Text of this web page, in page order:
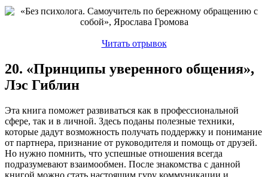
Читать отрывок
20. «Принципы уверенного общения»,
Лэс Гиблин
Эта книга поможет развиваться как в профессиональной
сфере, так и в личной. Здесь поданы полезные техники,
которые дадут возможность получать поддержку и понимание
от партнера, признание от руководителя и помощь от друзей.
Но нужно помнить, что успешные отношения всегда
подразумевают взаимообмен. После знакомства с данной
книгой можно стать настоящим гуру коммуникации и